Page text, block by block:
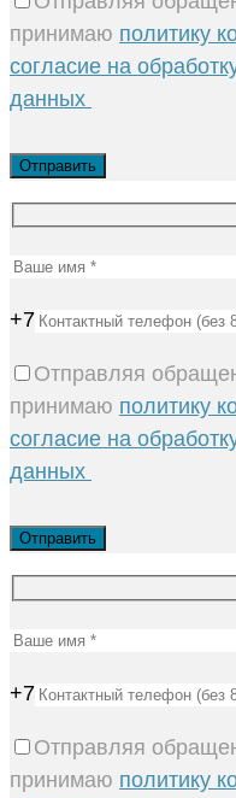
принимаю политику
согласие на
данных
+7
Отправляя
принимаю политику
согласие на
данных
+7
Отправляя
принимаю политику